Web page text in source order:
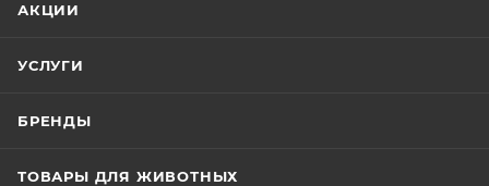
АКЦИИ
УСЛУГИ
БРЕНДЫ
ТОВАРЫ ДЛЯ ЖИВОТНЫХ